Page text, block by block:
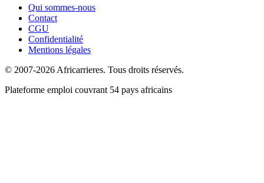
Qui sommes-nous
Contact
CGU
Confidentialité
Mentions légales
© 2007-2026 Africarrieres. Tous droits réservés.
Plateforme emploi couvrant 54 pays africains